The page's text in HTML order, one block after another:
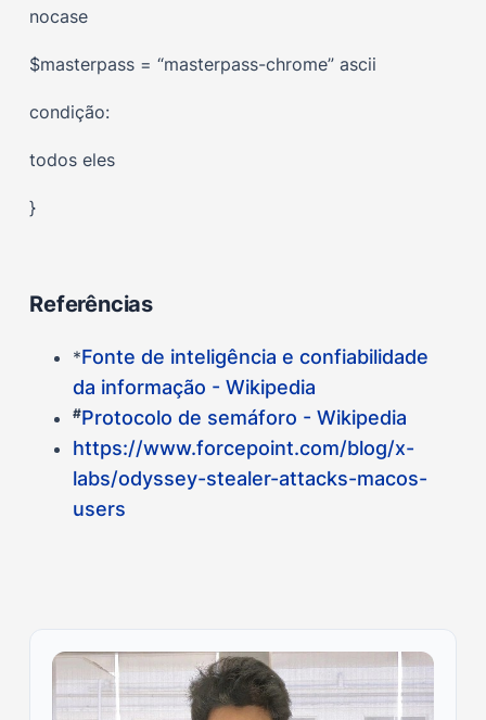
nocase
$masterpass = “masterpass-chrome” ascii
condição:
todos eles
}
Referências
*Fonte de inteligência e confiabilidade
da informação - Wikipedia
#Protocolo de semáforo - Wikipedia
https://www.forcepoint.com/blog/x-
labs/odyssey-stealer-attacks-macos-
users